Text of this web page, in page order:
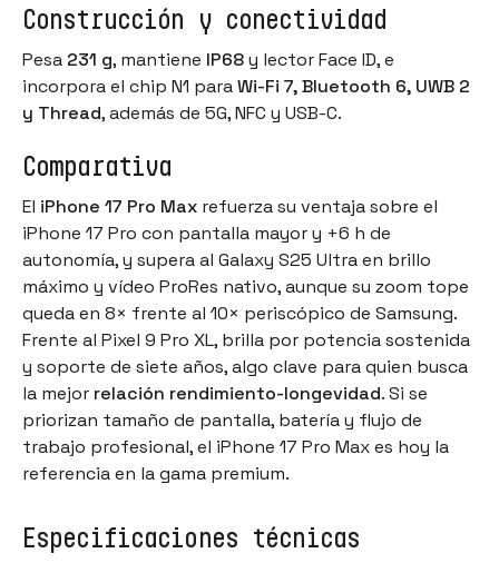
Construcción y conectividad
Pesa 231 g, mantiene IP68y lector Face ID, e
incorpora el chip N1 paraWi-Fi 7, Bluetooth 6, UWB 2
y Thread, además de 5G, NFC y USB-C.
Comparativa
El iPhone 17 Pro Max refuerza su ventaja sobre el
iPhone 17 Pro con pantalla mayor y +6 h de
autonomía, y supera al Galaxy S25 Ultraen brillo
máximo y vídeo ProRes nativo, aunque su zoom tope
queda en 8× frente al 10× periscópico de Samsung.
Frente al Pixel 9 Pro XL, brilla por potencia sostenida
y soporte de siete años, algo clave para quien busca
la mejor relación rendimiento-longevidad. Si se
priorizan tamaño de pantalla, batería y flujo de
trabajo profesional, el iPhone 17 Pro Max es hoy la
referencia en la gama premium.
Especificaciones técnicas